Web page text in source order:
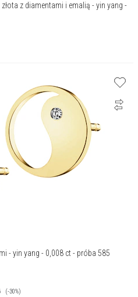
z diamentami i emalią - yin yang -
Kolczyki z żółtego złota z diamentami - yin yang - 0,008 ct - próba 585
(-30%)